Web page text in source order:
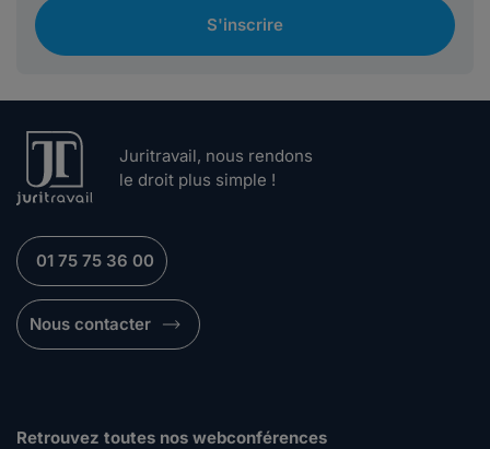
S'inscrire
Juritravail, nous rendons
le droit plus simple !
01 75 75 36 00
Nous contacter
Retrouvez toutes nos webconférences